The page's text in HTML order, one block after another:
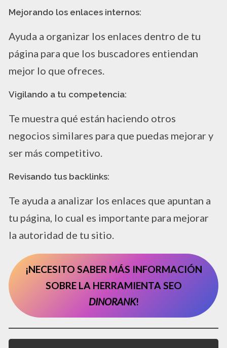
Mejorando los enlaces internos:
Ayuda a organizar los enlaces dentro de tu
página para que los buscadores entiendan
mejor lo que ofreces.
Vigilando a tu competencia:
Te muestra qué están haciendo otros
negocios similares para que puedas mejorar y
ser más competitivo.
Revisando tus backlinks:
Te ayuda a analizar los enlaces que apuntan a
tu página, lo cual es importante para mejorar
la autoridad de tu sitio.
¡NECESITO SABER MÁS INFORMACIÓN
SOBRE LA HERRAMIENTA SEO
DINORANK!